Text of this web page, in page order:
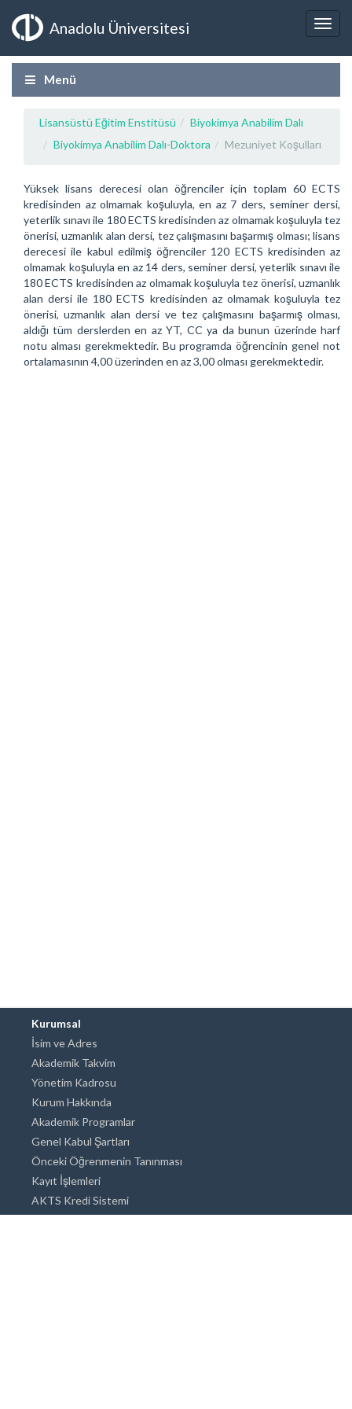
Anadolu Üniversitesi
Menü
Lisansüstü Eğitim Enstitüsü
Biyokimya Anabilim Dalı
Biyokimya Anabilim Dalı-Doktora
Mezuniyet Koşulları
Yüksek lisans derecesi olan öğrenciler için toplam 60 ECTS
kredisinden az olmamak koşuluyla, en az 7 ders, seminer dersi,
yeterlik sınavı ile 180 ECTS kredisinden az olmamak koşuluyla tez
önerisi, uzmanlık alan dersi, tez çalışmasını başarmış olması; lisans
derecesi ile kabul edilmiş öğrenciler 120 ECTS kredisinden az
olmamak koşuluyla en az 14 ders, seminer dersi, yeterlik sınavı ile
180 ECTS kredisinden az olmamak koşuluyla tez önerisi, uzmanlık
alan dersi ile 180 ECTS kredisinden az olmamak koşuluyla tez
önerisi, uzmanlık alan dersi ve tez çalışmasını başarmış olması,
aldığı tüm derslerden en az YT, CC ya da bunun üzerinde harf
notu alması gerekmektedir. Bu programda öğrencinin genel not
ortalamasının 4,00 üzerinden en az 3,00 olması gerekmektedir.
Kurumsal
İsim ve Adres
Akademik Takvim
Yönetim Kadrosu
Kurum Hakkında
Akademik Programlar
Genel Kabul Şartları
Önceki Öğrenmenin Tanınması
Kayıt İşlemleri
AKTS Kredi Sistemi